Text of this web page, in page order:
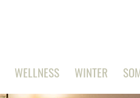
WELLNESS WINTER